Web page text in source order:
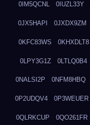
0IM5QCNL 0IUZL33Y
0JX5HAPI 0JXDX9ZM
0KFC83WS 0KHXDLT8
0LPY3G1Z 0LTLQ0B4
0NALSI2P 0NFM8HBQ
0P2UDQV4 0P3WEUER
0QLRKCUP 0QO261FR